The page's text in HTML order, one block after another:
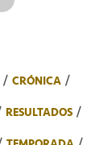
CRÓNICA
RESULTADOS